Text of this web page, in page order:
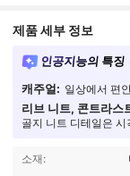
제품 세부 정보
인공지능의 특징
캐주얼: 일상에서 편
리브 니트, 콘트라스
골지 니트 디테일은
소재: